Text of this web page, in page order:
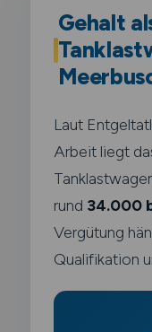
Gehalt
Laut
Arbeit liegt
rund 34.000
Vergütung
Qualifikation